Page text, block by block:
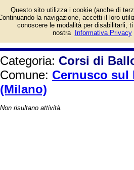
Categoria: Corsi di
Comune: Cernusco sul
(Milano)
Non risultano attività.
Questo sito utilizza i cookie (anche di
la navigazione, accetti il loro
conoscere le modalità per disabilitarli,
nostra
Informativa Privacy